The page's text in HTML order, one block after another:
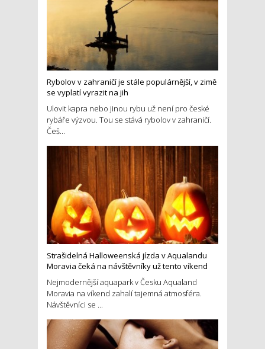
Rybolov v zahraničí je stále populárnější, v zimě
se vyplatí vyrazit na jih
Ulovit kapra nebo jinou rybu už není pro české
rybáře výzvou. Tou se stává rybolov v zahraničí.
Češ...
Strašidelná Halloweenská jízda v Aqualandu
Moravia čeká na návštěvníky už tento víkend
Nejmodernější aquapark v Česku Aqualand
Moravia na víkend zahalí tajemná atmosféra.
Návštěvníci se ...